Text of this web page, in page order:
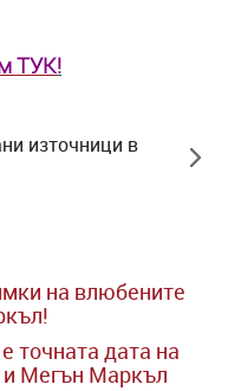
ТУК!
източници в
на влюбените
точната дата на
и Мегън Маркъл